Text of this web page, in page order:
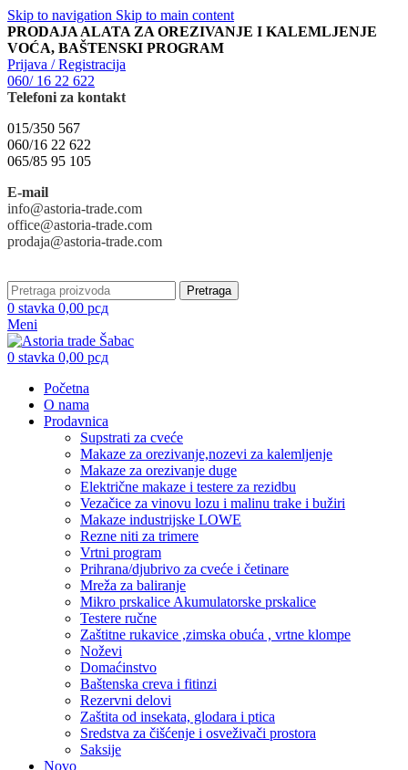
Skip to navigation Skip to main content
PRODAJA ALATA ZA OREZIVANJE I KALEMLJENJE
VOĆA, BAŠTENSKI PROGRAM
Prijava / Registracija
060/ 16 22 622
Telefoni za kontakt
015/350 567
060/16 22 622
065/85 95 105
E-mail
info@astoria-trade.com
office@astoria-trade.com
prodaja@astoria-trade.com
Pretraga
0 stavka 0,00 рсд
Meni
0 stavka 0,00 рсд
Početna
O nama
Prodavnica
Supstrati za cveće
Makaze za orezivanje,nozevi za kalemljenje
Makaze za orezivanje duge
Električne makaze i testere za rezidbu
Vezačice za vinovu lozu i malinu trake i bužiri
Makaze industrijske LOWE
Rezne niti za trimere
Vrtni program
Prihrana/djubrivo za cveće i četinare
Mreža za baliranje
Mikro prskalice Akumulatorske prskalice
Testere ručne
Zaštitne rukavice ,zimska obuća , vrtne klompe
Noževi
Domaćinstvo
Baštenska creva i fitinzi
Rezervni delovi
Zaštita od insekata, glodara i ptica
Sredstva za čišćenje i osveživači prostora
Saksije
Novo